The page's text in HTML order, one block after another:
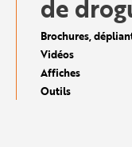
de
Brochures,
Vidéos
Affiches
Outils